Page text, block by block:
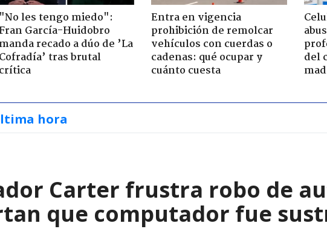
"No les tengo miedo":
Fran García-Huidobro
manda recado a dúo de ’La
Cofradía’ tras brutal
crítica
Entra en vigencia
prohibición de remolcar
vehículos con cuerdas o
cadenas: qué ocupar y
cuánto cuesta
del
hora
Carter frustra robo de
que computador fue